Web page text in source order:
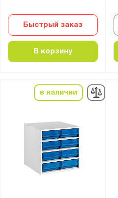
Быстрый заказ
В корзину
в наличии